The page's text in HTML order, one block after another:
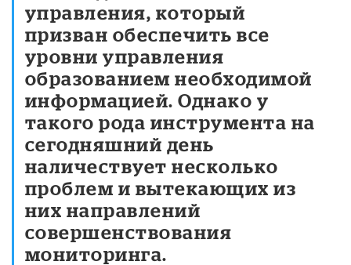
управления, который
призван обеспечить все
уровни управления
образованием необходимой
информацией. Однако у
такого рода инструмента на
сегодняшний день
наличествует несколько
проблем и вытекающих из
них направлений
совершенствования
мониторинга.